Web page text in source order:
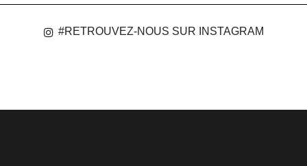
#RETROUVEZ-NOUS SUR INSTAGRAM